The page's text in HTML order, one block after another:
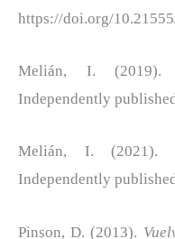
https://doi.org/
Melián, I. (2019).
Independently
Melián, I. (2021).
Independently
Pinson, D. (2013).